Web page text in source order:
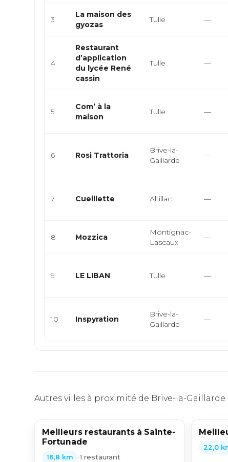
3
La maison des
gyozas
Tulle —
4
Restaurant
d’application
du lycée René
cassin
Tulle —
5
Com’ à la
maison
Tulle —
6 Rosi Trattoria
Brive-la-
Gaillarde
—
7 Cueillette Altillac —
8 Mozzica
Montignac-
Lascaux
—
9 LE LIBAN Tulle —
10 Inspyration
Brive-la-
Gaillarde
—
Autres villes à proximité de Brive-la-Gaillarde
Meilleurs restaurants à Sainte-
Fortunade
16,8 km •1 restaurant
22,0